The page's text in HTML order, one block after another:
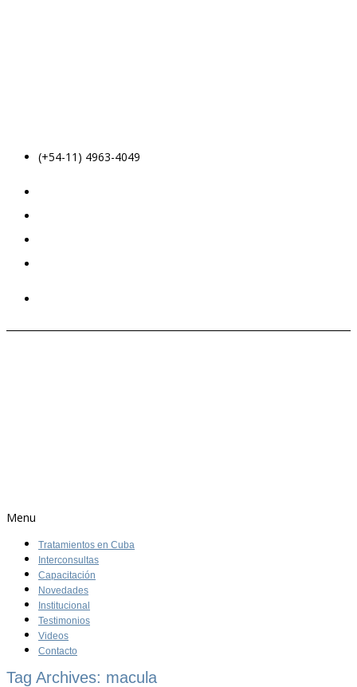
(+54-11) 4963-4049
Menu
Tratamientos en Cuba
Interconsultas
Capacitación
Novedades
Institucional
Testimonios
Videos
Contacto
Tag Archives: macula